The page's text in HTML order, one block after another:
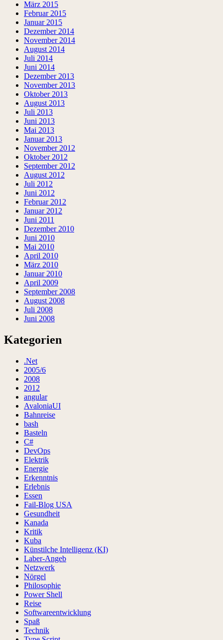
März 2015
Februar 2015
Januar 2015
Dezember 2014
November 2014
August 2014
Juli 2014
Juni 2014
Dezember 2013
November 2013
Oktober 2013
August 2013
Juli 2013
Juni 2013
Mai 2013
Januar 2013
November 2012
Oktober 2012
September 2012
August 2012
Juli 2012
Juni 2012
Februar 2012
Januar 2012
Juni 2011
Dezember 2010
Juni 2010
Mai 2010
April 2010
März 2010
Januar 2010
April 2009
September 2008
August 2008
Juli 2008
Juni 2008
Kategorien
.Net
2005/6
2008
2012
angular
AvaloniaUI
Bahnreise
bash
Basteln
C#
DevOps
Elektrik
Energie
Erkenntnis
Erlebnis
Essen
Fail-Blog USA
Gesundheit
Kanada
Kritik
Kuba
Künstilche Intelligenz (KI)
Laber-Angeb
Netzwerk
Nörgel
Philosophie
Power Shell
Reise
Softwareentwicklung
Spaß
Technik